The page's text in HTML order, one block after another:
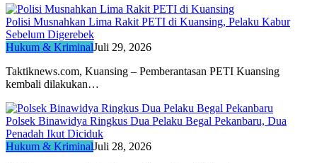
Polisi Musnahkan Lima Rakit PETI di Kuansing, Pelaku Kabur
Sebelum Digerebek
Hukum & KriminalJuli 29, 2026
Taktiknews.com, Kuansing – Pemberantasan PETI Kuansing
kembali dilakukan…
Polsek Binawidya Ringkus Dua Pelaku Begal Pekanbaru, Dua
Penadah Ikut Diciduk
Hukum & KriminalJuli 28, 2026